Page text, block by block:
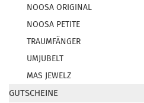
NOOSA ORIGINAL
NOOSA PETITE
TRAUMFÄNGER
UMJUBELT
MAS JEWELZ
GUTSCHEINE